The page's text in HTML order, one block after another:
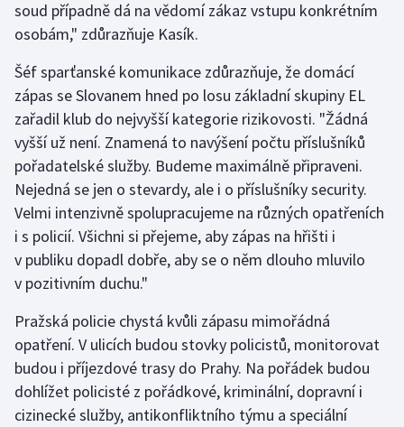
soud případně dá na vědomí zákaz vstupu konkrétním
osobám," zdůrazňuje Kasík.
Šéf sparťanské komunikace zdůrazňuje, že domácí
zápas se Slovanem hned po losu základní skupiny EL
zařadil klub do nejvyšší kategorie rizikovosti. "Žádná
vyšší už není. Znamená to navýšení počtu příslušníků
pořadatelské služby. Budeme maximálně připraveni.
Nejedná se jen o stevardy, ale i o příslušníky security.
Velmi intenzivně spolupracujeme na různých opatřeních
i s policií. Všichni si přejeme, aby zápas na hřišti i
v publiku dopadl dobře, aby se o něm dlouho mluvilo
v pozitivním duchu."
Pražská policie chystá kvůli zápasu mimořádná
opatření. V ulicích budou stovky policistů, monitorovat
budou i příjezdové trasy do Prahy. Na pořádek budou
dohlížet policisté z pořádkové, kriminální, dopravní i
cizinecké služby, antikonfliktního týmu a speciální